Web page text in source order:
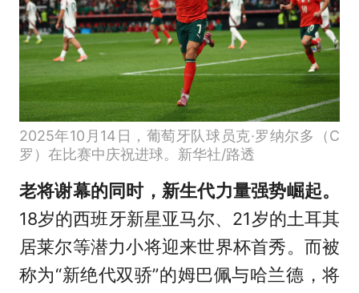
2025年10月14日，葡萄牙队球员克·罗纳尔多（C
罗）在比赛中庆祝进球。新华社/路透
老将谢幕的同时，新生代力量强势崛起。
18岁的西班牙新星亚马尔、21岁的土耳其
居莱尔等潜力小将迎来世界杯首秀。而被
称为“新绝代双骄”的姆巴佩与哈兰德，将